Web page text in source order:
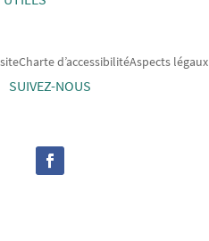
Charte d’accessibilitéAspects légaux
SUIVEZ-NOUS